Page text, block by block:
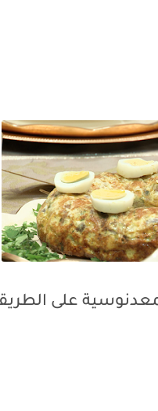
على